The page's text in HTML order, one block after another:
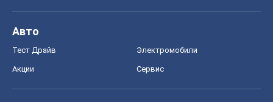
Авто
Тест Драйв Электромобили
Акции Сервис